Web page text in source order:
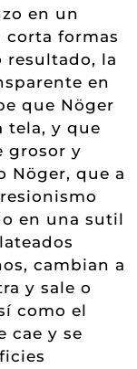
en un
formas
resultado, la
en
que Nöger
tela, y que
grosor y
Nöger, que a
en una sutil
cambian a
y sale o
como el
cae y se